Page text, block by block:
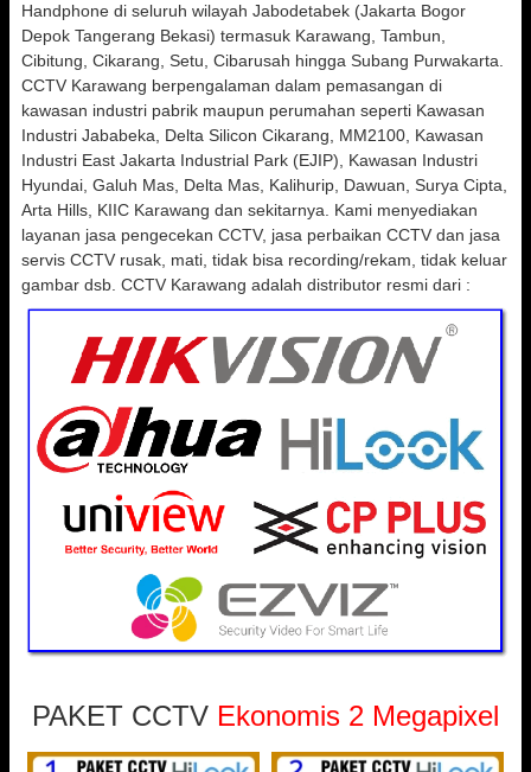
Handphone di seluruh wilayah Jabodetabek (Jakarta Bogor
Depok Tangerang Bekasi) termasuk Karawang, Tambun,
Cibitung, Cikarang, Setu, Cibarusah hingga Subang Purwakarta.
CCTV Karawang berpengalaman dalam pemasangan di
kawasan industri pabrik maupun perumahan seperti Kawasan
Industri Jababeka, Delta Silicon Cikarang, MM2100, Kawasan
Industri East Jakarta Industrial Park (EJIP), Kawasan Industri
Hyundai, Galuh Mas, Delta Mas, Kalihurip, Dawuan, Surya Cipta,
Arta Hills, KIIC Karawang dan sekitarnya. Kami menyediakan
layanan jasa pengecekan CCTV, jasa perbaikan CCTV dan jasa
servis CCTV rusak, mati, tidak bisa recording/rekam, tidak keluar
gambar dsb. CCTV Karawang adalah distributor resmi dari :
PAKET CCTV Ekonomis 2 Megapixel